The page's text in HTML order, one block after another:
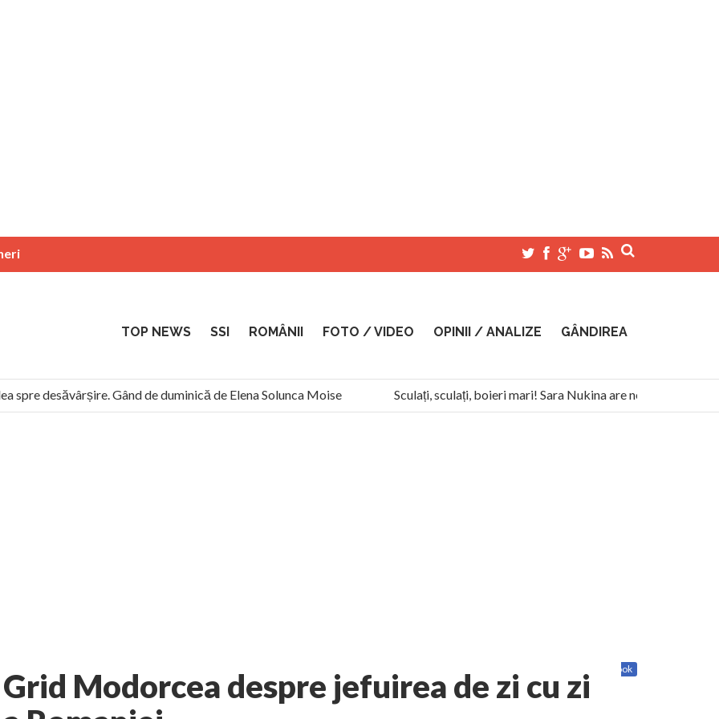
TOP NEWS SSI ROMÂNII FOTO / VIDEO OPINII / ANALIZE GÂNDIREA
desăvârșire. Gând de duminică de Elena Solunca Moise
Sculați, sculați, boieri mari! Sara Nukina are nevoie de ajutorul
român: “românii sunt slavi, nu latini”. Fostul agent ceaușist de la Humanitas militează pentru federalizarea României
Facebook
Grid Modorcea despre jefuirea de zi cu zi